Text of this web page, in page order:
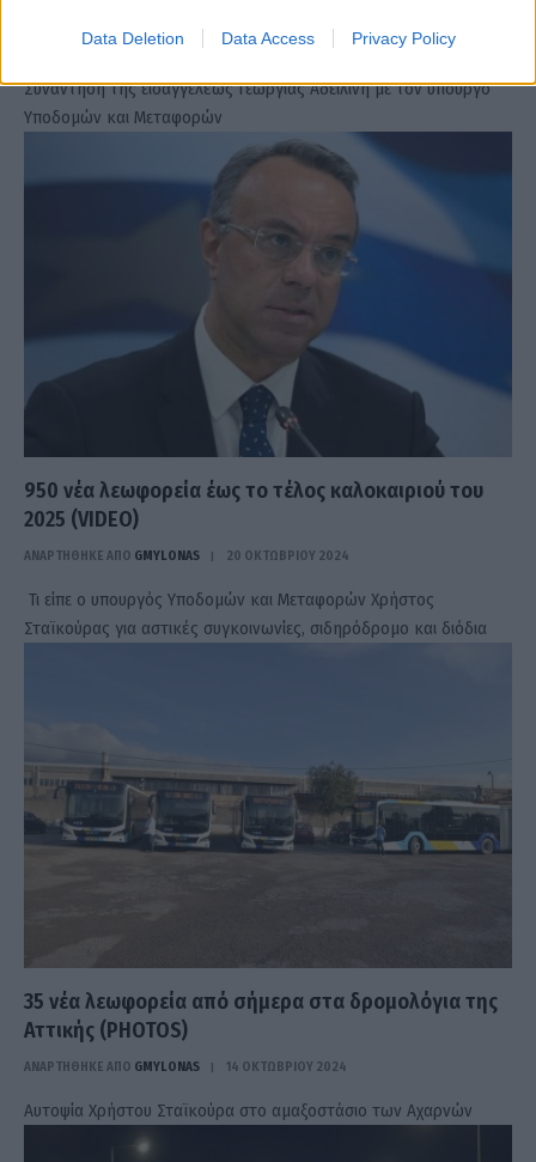
Data Deletion Data Access Privacy Policy
ΑΝΑΡΤΗΘΗΚΕ ΑΠΟGMYLONAS 21 ΟΚΤΩΒΡΊΟΥ 2024
Συνάντηση της εισαγγελέως Γεωργίας Αδειλίνη με τον υπουργό
Υποδομών και Μεταφορών
950 νέα λεωφορεία έως το τέλος καλοκαιριού του
2025 (VIDEO)
ΑΝΑΡΤΗΘΗΚΕ ΑΠΟ GMYLONAS 20 ΟΚΤΩΒΡΊΟΥ 2024
Τι είπε ο υπουργός Υποδομών και Μεταφορών Χρήστος
Σταϊκούρας για αστικές συγκοινωνίες, σιδηρόδρομο και διόδια
35 νέα λεωφορεία από σήμερα στα δρομολόγια της
Αττικής (PHOTOS)
ΑΝΑΡΤΗΘΗΚΕ ΑΠΟ GMYLONAS 14 ΟΚΤΩΒΡΊΟΥ 2024
Αυτοψία Χρήστου Σταϊκούρα στο αμαξοστάσιο των Αχαρνών